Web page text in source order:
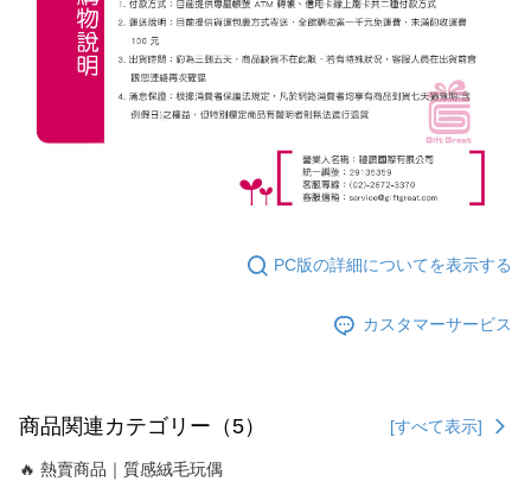
PC版の詳細についてを表示する
カスタマーサービス
商品関連カテゴリー（5） [すべて表示]
🔥 熱賣商品｜質感絨毛玩偶